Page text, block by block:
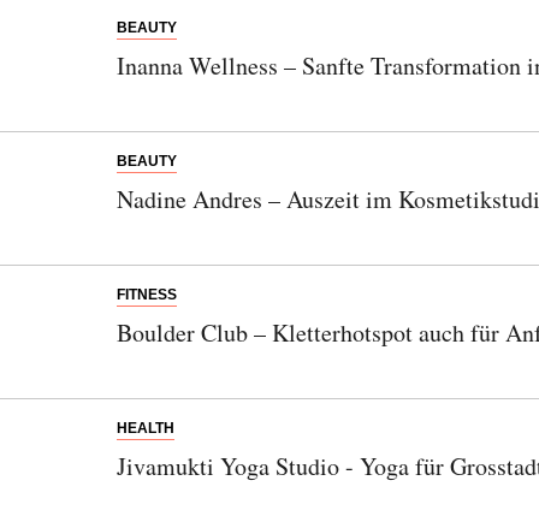
BEAUTY
Inanna Wellness – Sanfte
BEAUTY
Nadine Andres – Auszeit im
FITNESS
Boulder Club – Kletterhotspot auch für
HEALTH
Jivamukti Yoga Studio - Yoga für
Abonnieren Sie unseren Newsletter
Entdecken Sie jede Woche neue schöne
einzigartige Reisen.